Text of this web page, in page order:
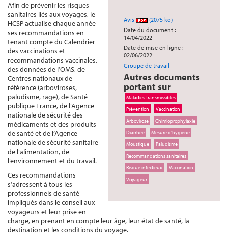
Avis
(2075 ko)
Date du document :
14/04/2022
Date de mise en ligne :
02/06/2022
Groupe de travail
Autres documents
portant sur
Maladies transmissibles
Prévention
Vaccination
Arbovirose
Chimioprophylaxie
Diarrhée
Mesure d'hygiène
Moustique
Paludisme
Recommandations sanitaires
Risque infectieux
Vaccination
Voyageur
Afin de prévenir les risques
sanitaires liés aux voyages, le
HCSP actualise chaque année
ses recommandations en
tenant compte du Calendrier
des vaccinations et
recommandations vaccinales,
des données de l’OMS, de
Centres nationaux de
référence (arboviroses,
paludisme, rage), de Santé
publique France, de l’Agence
nationale de sécurité des
médicaments et des produits
de santé et de l’Agence
nationale de sécurité sanitaire
de l’alimentation, de
l’environnement et du travail.
Ces recommandations
s’adressent à tous les
professionnels de santé
impliqués dans le conseil aux
voyageurs et leur prise en
charge, en prenant en compte leur âge, leur état de santé, la
destination et les conditions du voyage.